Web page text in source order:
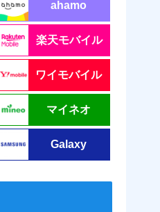
ahamo
楽天モバイル
ワイモバイル
マイネオ
Galaxy